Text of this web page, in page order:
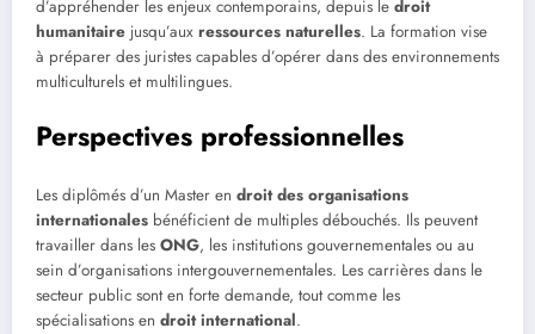
d’appréhender les enjeux contemporains, depuis le droit
humanitaire jusqu’aux ressources naturelles. La formation vise
à préparer des juristes capables d’opérer dans des environnements
multiculturels et multilingues.
Perspectives professionnelles
Les diplômés d’un Master en droit des organisations
internationales bénéficient de multiples débouchés. Ils peuvent
travailler dans les ONG, les institutions gouvernementales ou au
sein d’organisations intergouvernementales. Les carrières dans le
secteur public sont en forte demande, tout comme les
spécialisations en droit international.